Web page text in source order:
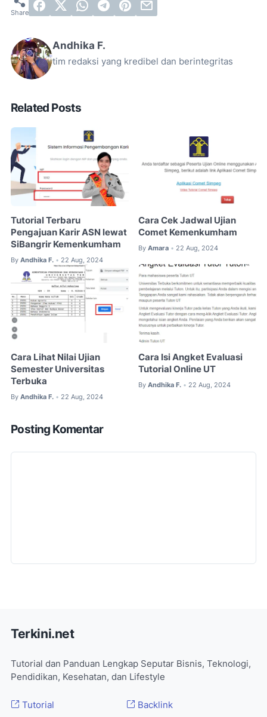
Andhika F.
tim redaksi yang kredibel dan berintegritas
Related Posts
Tutorial Terbaru
Pengajuan Karir ASN lewat
SiBangrir Kemenkumham
By Andhika F. • 22 Aug, 2024
Cara Cek Jadwal Ujian
Comet Kemenkumham
By Amara • 22 Aug, 2024
Cara Lihat Nilai Ujian
Semester Universitas
Terbuka
By Andhika F. • 22 Aug, 2024
Cara Isi Angket Evaluasi
Tutorial Online UT
By Andhika F. • 22 Aug, 2024
Posting Komentar
Terkini.net
Tutorial dan Panduan Lengkap Seputar Bisnis, Teknologi,
Pendidikan, Kesehatan, dan Lifestyle
Tutorial
Backlink